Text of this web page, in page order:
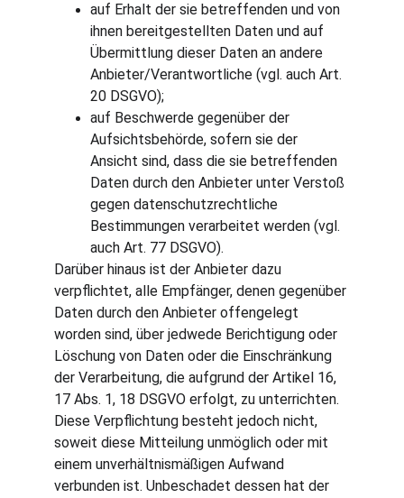
auf Erhalt der sie betreffenden und von
ihnen bereitgestellten Daten und auf
Übermittlung dieser Daten an andere
Anbieter/Verantwortliche (vgl. auch Art.
20 DSGVO);
auf Beschwerde gegenüber der
Aufsichtsbehörde, sofern sie der
Ansicht sind, dass die sie betreffenden
Daten durch den Anbieter unter Verstoß
gegen datenschutzrechtliche
Bestimmungen verarbeitet werden (vgl.
auch Art. 77 DSGVO).
Darüber hinaus ist der Anbieter dazu
verpflichtet, alle Empfänger, denen gegenüber
Daten durch den Anbieter offengelegt
worden sind, über jedwede Berichtigung oder
Löschung von Daten oder die Einschränkung
der Verarbeitung, die aufgrund der Artikel 16,
17 Abs. 1, 18 DSGVO erfolgt, zu unterrichten.
Diese Verpflichtung besteht jedoch nicht,
soweit diese Mitteilung unmöglich oder mit
einem unverhältnismäßigen Aufwand
verbunden ist. Unbeschadet dessen hat der